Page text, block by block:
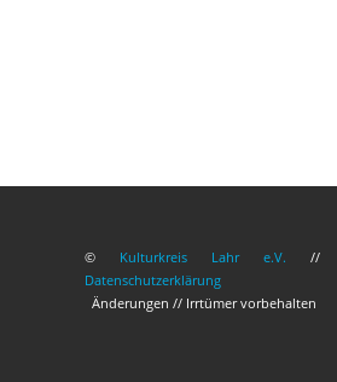
© Kulturkreis Lahr e.V. //
Datenschutzerklärung
Änderungen // Irrtümer vorbehalten